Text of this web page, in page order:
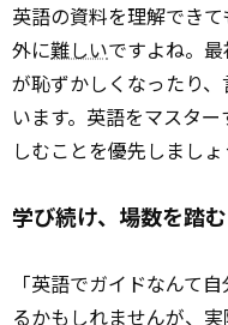
英語の資料を理解でき
外に難しいですよね。
が恥ずかしくなったり
います。英語をマスタ
しむことを優先しましょ
学び続け、場数を踏
「英語でガイドなんて
るかもしれませんが、